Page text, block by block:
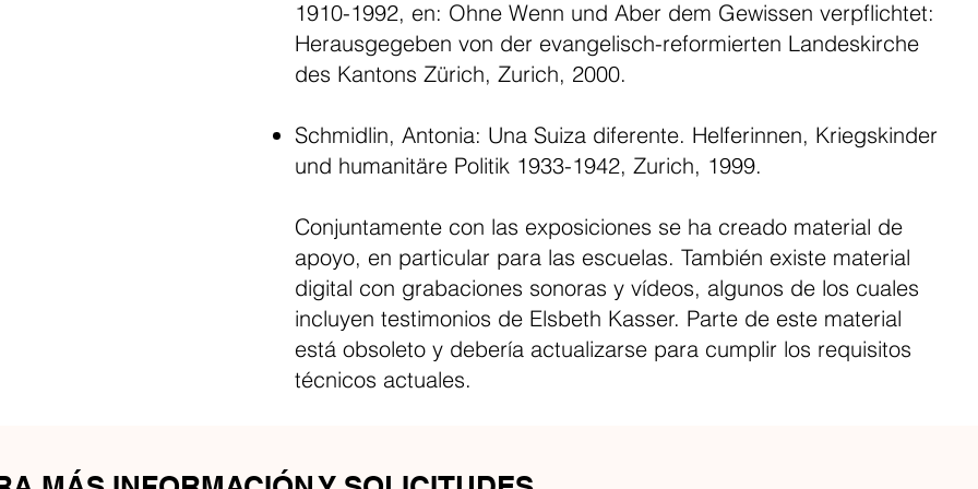
1910-1992, en: Ohne Wenn und Aber dem Gewissen verpflichtet:
Herausgegeben von der evangelisch-reformierten Landeskirche
des Kantons Zürich, Zurich, 2000.
Schmidlin, Antonia: Una Suiza diferente. Helferinnen, Kriegskinder
und humanitäre Politik 1933-1942, Zurich, 1999.
Conjuntamente con las exposiciones se ha creado material de
apoyo, en particular para las escuelas. También existe material
digital con grabaciones sonoras y vídeos, algunos de los cuales
incluyen testimonios de Elsbeth Kasser. Parte de este material
está obsoleto y debería actualizarse para cumplir los requisitos
técnicos actuales.